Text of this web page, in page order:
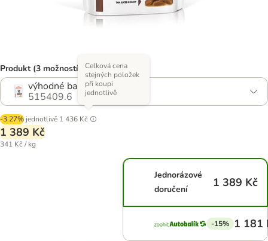
Produkt (3 možností)
výhodné balení 48 x 85 g
515409.6
-3.27% jednotlivě 1 436 Kč
Celková cena
stejných položek
při koupi
jednotlivě
1 389 Kč
341 Kč / kg
Jednorázové
doručení
1 389 Kč
-15% 1 181